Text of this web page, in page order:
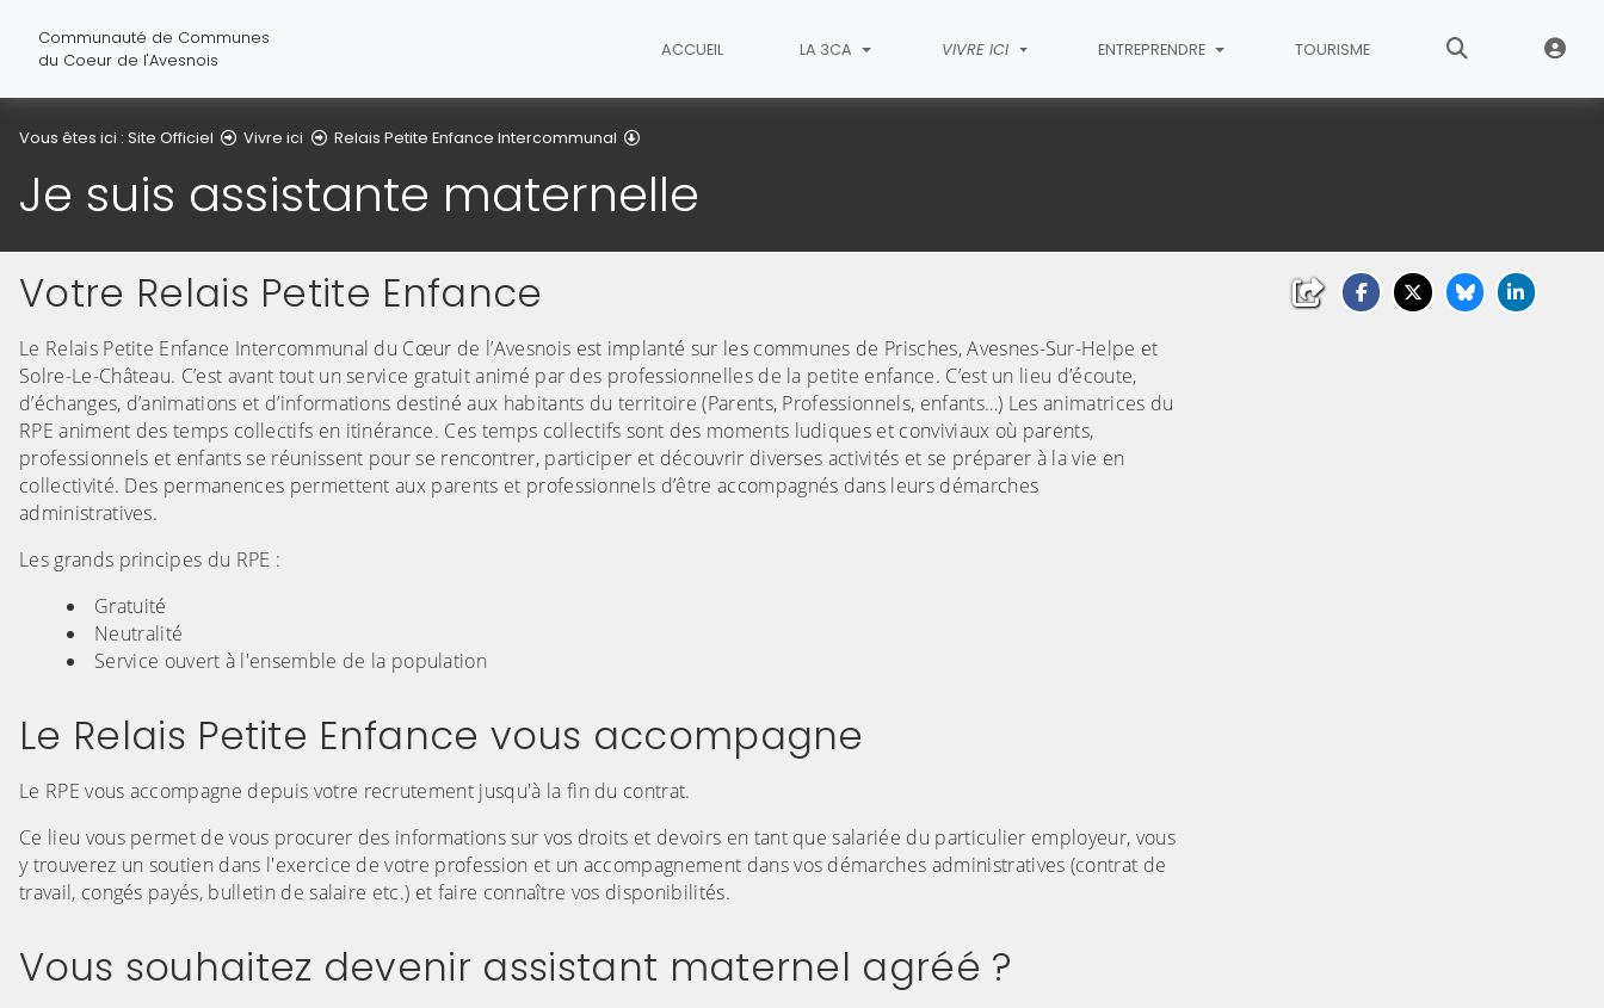
Communauté de Communes
du Coeur de l'Avesnois
ACCUEIL LA 3CA VIVRE ICI ENTREPRENDRE TOURISME
Vous êtes ici : Site Officiel Vivre ici Relais Petite Enfance Intercommunal
Je suis assistante maternelle
Votre Relais Petite Enfance
Le Relais Petite Enfance Intercommunal du Cœur de l’Avesnois est implanté sur les communes de Prisches, Avesnes-Sur-Helpe et
Solre-Le-Château. C’est avant tout un service gratuit animé par des professionnelles de la petite enfance. C’est un lieu d’écoute,
d’échanges, d’animations et d’informations destiné aux habitants du territoire (Parents, Professionnels, enfants…) Les animatrices du
RPE animent des temps collectifs en itinérance. Ces temps collectifs sont des moments ludiques et conviviaux où parents,
professionnels et enfants se réunissent pour se rencontrer, participer et découvrir diverses activités et se préparer à la vie en
collectivité. Des permanences permettent aux parents et professionnels d’être accompagnés dans leurs démarches
administratives.
Les grands principes du RPE :
Gratuité
Neutralité
Service ouvert à l'ensemble de la population
Le Relais Petite Enfance vous accompagne
Le RPE vous accompagne depuis votre recrutement jusqu'à la fin du contrat.
Ce lieu vous permet de vous procurer des informations sur vos droits et devoirs en tant que salariée du particulier employeur, vous
y trouverez un soutien dans l'exercice de votre profession et un accompagnement dans vos démarches administratives (contrat de
travail, congés payés, bulletin de salaire etc.) et faire connaître vos disponibilités.
Vous souhaitez devenir assistant maternel agréé ?